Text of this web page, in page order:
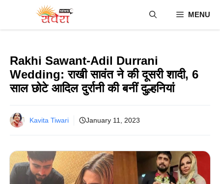
content
MENU
Rakhi Sawant-Adil Durrani
Wedding: राखी सावंत ने की दूसरी शादी, 6
साल छोटे आदिल दुर्रानी की बनीं दुल्हनियां
Kavita Tiwari January 11, 2023